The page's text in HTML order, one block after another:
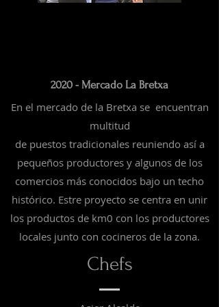
2020 - Mercado La Bretxa
En el mercado de la Bretxa se encuentran
multitud
de puestos tradicionalesreuniendo así a
pequeños productores y algunos de los
comercios más conocidos bajo un techo
histórico. Estre proyecto se centra en unir
los productos de km0 con los productores
locales junto con cocineros de la zona.
Chefs